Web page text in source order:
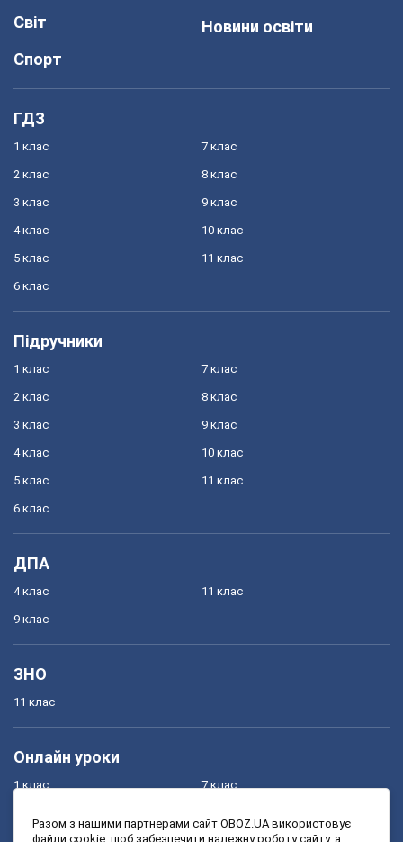
Світ
Спорт
Новини освіти
ГДЗ
1 клас
2 клас
3 клас
4 клас
5 клас
6 клас
7 клас
8 клас
9 клас
10 клас
11 клас
Підручники
1 клас
2 клас
3 клас
4 клас
5 клас
6 клас
7 клас
8 клас
9 клас
10 клас
11 клас
ДПА
4 клас
9 клас
11 клас
ЗНО
11 клас
Онлайн уроки
1 клас 7 клас
Разом з нашими партнерами сайт OBOZ.UA використовує
файли cookie, щоб забезпечити належну роботу сайту, а